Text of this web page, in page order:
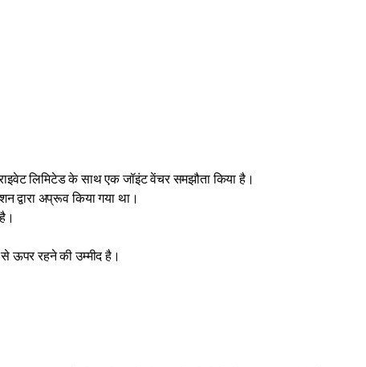
लिमिटेड के साथ एक जॉइंट वेंचर समझौता किया है।
द्वारा अप्रूव किया गया था।
ऊपर रहने की उम्मीद है।